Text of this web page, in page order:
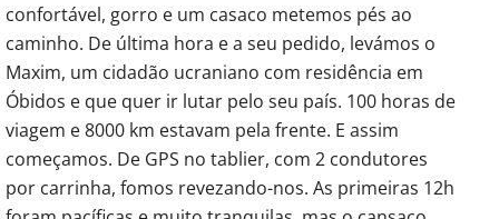
confortável, gorro e um casaco metemos pés ao
caminho. De última hora e a seu pedido, levámos o
Maxim, um cidadão ucraniano com residência em
Óbidos e que quer ir lutar pelo seu país. 100 horas de
viagem e 8000 km estavam pela frente. E assim
começamos. De GPS no tablier, com 2 condutores
por carrinha, fomos revezando-nos. As primeiras 12h